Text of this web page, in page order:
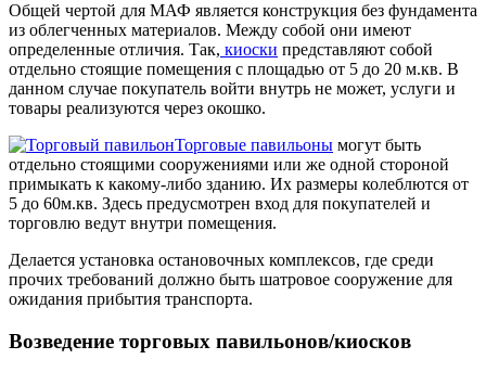
Общей чертой для МАФ является конструкция без фундамента
из облегченных материалов. Между собой они имеют
определенные отличия. Так, киоски представляют собой
отдельно стоящие помещения с площадью от 5 до 20 м.кв. В
данном случае покупатель войти внутрь не может, услуги и
товары реализуются через окошко.
Торговые павильоны могут быть
отдельно стоящими сооружениями или же одной стороной
примыкать к какому-либо зданию. Их размеры колеблются от
5 до 60м.кв. Здесь предусмотрен вход для покупателей и
торговлю ведут внутри помещения.
Делается установка остановочных комплексов, где среди
прочих требований должно быть шатровое сооружение для
ожидания прибытия транспорта.
Возведение торговых павильонов/киосков